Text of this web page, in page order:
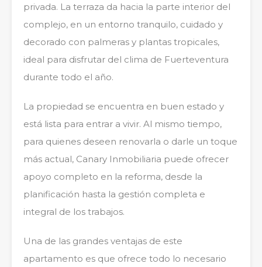
privada. La terraza da hacia la parte interior del
complejo, en un entorno tranquilo, cuidado y
decorado con palmeras y plantas tropicales,
ideal para disfrutar del clima de Fuerteventura
durante todo el año.
La propiedad se encuentra en buen estado y
está lista para entrar a vivir. Al mismo tiempo,
para quienes deseen renovarla o darle un toque
más actual, Canary Inmobiliaria puede ofrecer
apoyo completo en la reforma, desde la
planificación hasta la gestión completa e
integral de los trabajos.
Una de las grandes ventajas de este
apartamento es que ofrece todo lo necesario